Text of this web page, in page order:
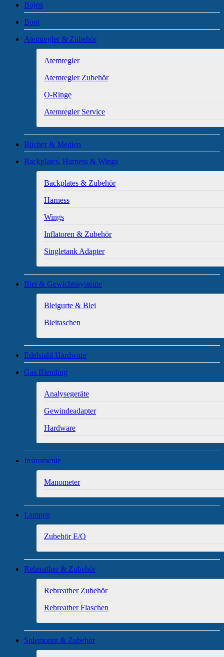
Bojen
Boot
Atemregler & Zubehör
Atemregler
Atemregler Zubehör
O-Ringe
Atemregler Service
Bücher & Medien
Backplates, Harness & Wings
Backplates & Zubehör
Harness
Wings
Inflatoren & Zubehör
Singletank Adapter
Blei & Gewichtssysteme
Bleigurte & Blei
Bleitaschen
Edelstahl Hardware
Gas Blending
Analysegeräte
Gewindeadapter
Hardware
Instrumente
Manometer
Lampen
Zubehör E/O
Rebreather & Zubehör
Rebreather Zubehör
Rebreather Flaschen
Sidemount & Zubehör